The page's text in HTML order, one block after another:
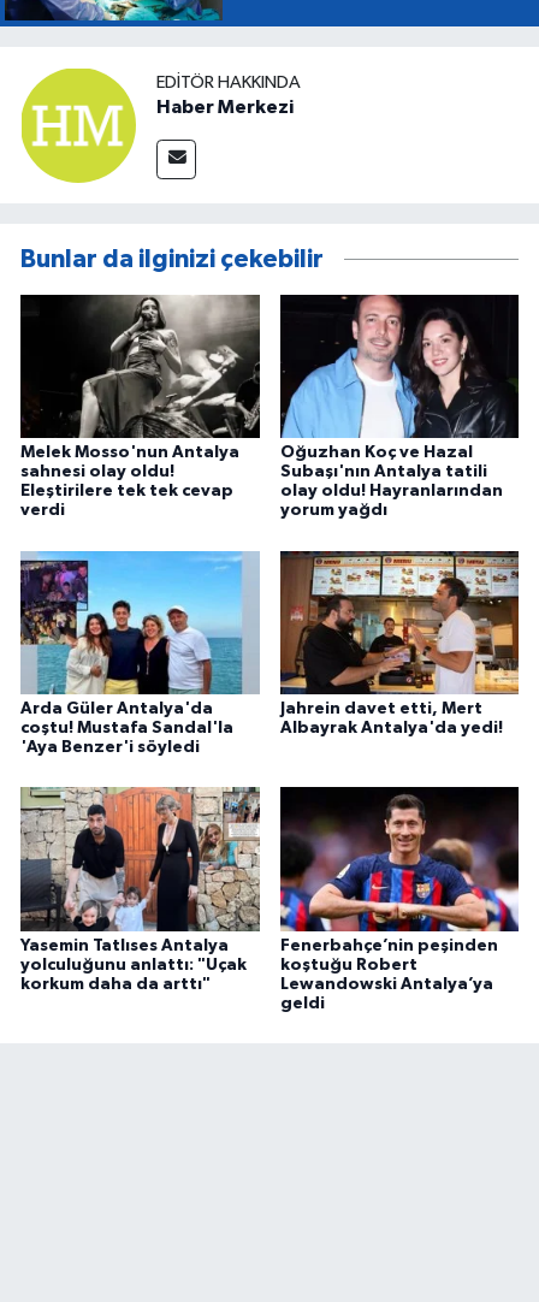
EDITÖR HAKKINDA
Haber Merkezi
Bunlar da ilginizi çekebilir
Melek Mosso'nun Antalya
sahnesi olay oldu!
Eleştirilere tek tek cevap
verdi
Oğuzhan Koç ve Hazal
Subaşı'nın Antalya tatili
olay oldu! Hayranlarından
yorum yağdı
Arda Güler Antalya'da
coştu! Mustafa Sandal'la
'Aya Benzer'i söyledi
Jahrein davet etti, Mert
Albayrak Antalya'da yedi!
Yasemin Tatlıses Antalya
yolculuğunu anlattı: "Uçak
korkum daha da arttı"
Fenerbahçe’nin peşinden
koştuğu Robert
Lewandowski Antalya’ya
geldi